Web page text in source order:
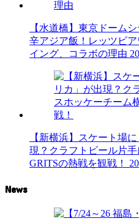
【水道橋】東京ドーム
辛アジア飯！レッツビ
イング、コラボの理由
【新横浜】スケート場
現？クラフトビール片
GRITSの熱戦を観戦！
News